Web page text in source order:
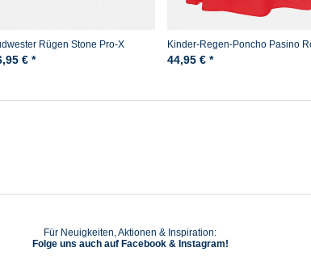
Rügen Stone Pro-X
€ *
Kinder-Regen-Poncho Pasino
Pro-X
44,95 € *
Für Neuigkeiten, Aktionen & Inspiration:
Folge uns auch auf Facebook & Instagram!